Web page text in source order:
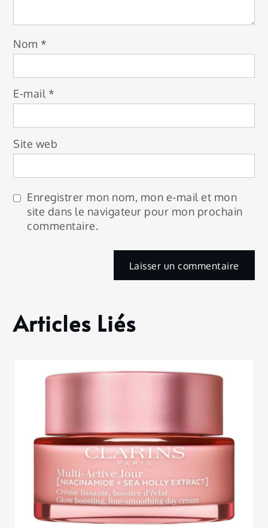
Nom *
E-mail *
Site web
Enregistrer mon nom, mon e-mail et mon
site dans le navigateur pour mon prochain
commentaire.
Articles Liés